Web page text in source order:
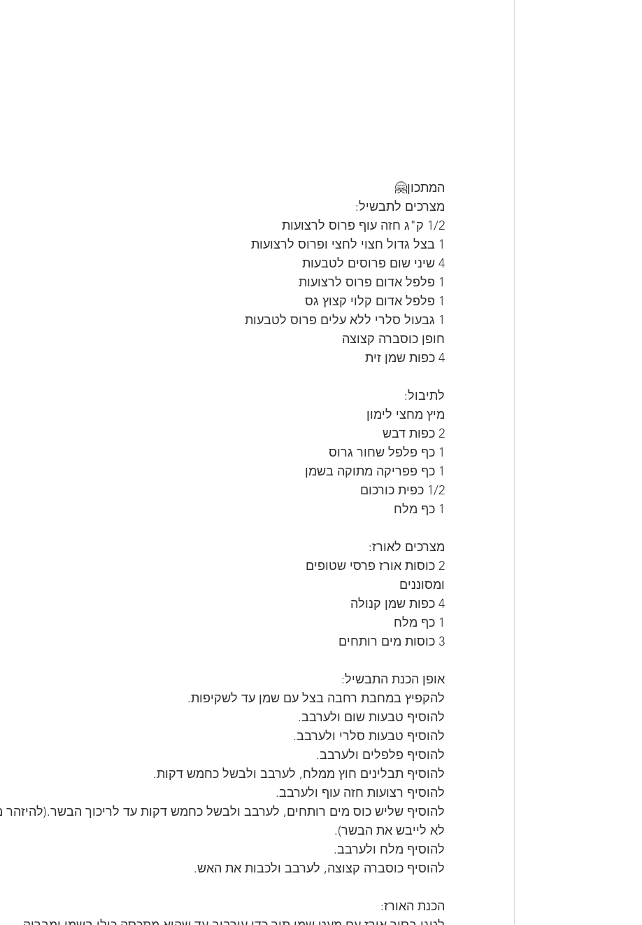
המתכון🤗
מצרכים לתבשיל:
1/2 ק"ג חזה עוף פרוס לרצועות
1 בצל גדול חצוי לחצי ופרוס לרצועות
4 שיני שום פרוסים לטבעות
1 פלפל אדום פרוס לרצועות
1 פלפל אדום קלוי קצוץ גס
1 גבעול סלרי ללא עלים פרוס לטבעות
חופן כוסברה קצוצה
4 כפות שמן זית
לתיבול:
מיץ מחצי לימון
2 כפות דבש
1 כף פלפל שחור גרוס
1 כף פפריקה מתוקה בשמן
1/2 כפית כורכום
1 כף מלח
מצרכים לאורז:
2 כוסות אורז פרסי שטופים
ומסוננים
4 כפות שמן קנולה
1 כף מלח
3 כוסות מים רותחים
אופן הכנת התבשיל:
להקפיץ במחבת רחבה בצל עם שמן עד לשקיפות.
להוסיף טבעות שום ולערבב.
להוסיף טבעות סלרי ולערבב.
להוסיף פלפלים ולערבב.
להוסיף תבלינים חוץ ממלח, לערבב ולבשל כחמש דקות.
להוסיף רצועות חזה עוף ולערבב.
להוסיף שליש כוס מים רותחים, לערבב ולבשל כחמש דקות עד לריכוך הבשר.(להיזהר
לא לייבש את הבשר).
להוסיף מלח ולערבב.
להוסיף כוסברה קצוצה, לערבב ולכבות את האש.
הכנת האורז: